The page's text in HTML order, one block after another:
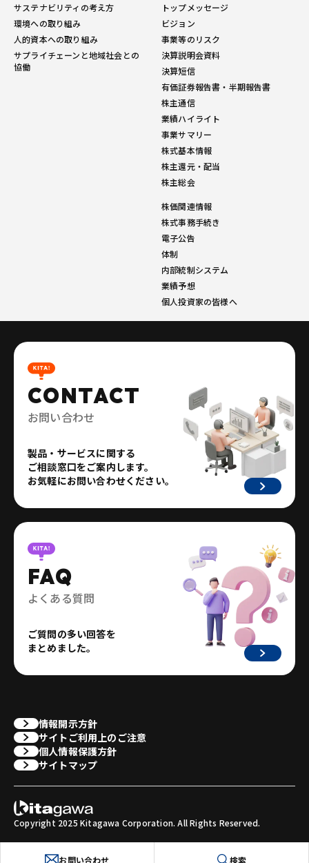
お問い合わせ 検索
サステナビリティの考え方
環境への取り組み
人的資本への取り組み
サプライチェーンと地域社会との
協働
トップメッセージ
ビジョン
事業等のリスク
決算説明会資料
決算短信
有価証券報告書・半期報告書
株主通信
業績ハイライト
事業サマリー
株式基本情報
株主還元・配当
株主総会
株価関連情報
株式事務手続き
電子公告
体制
内部統制システム
業績予想
個人投資家の皆様へ
CONTACT
お問い合わせ
製品・サービスに関する
ご相談窓口をご案内します。
お気軽にお問い合わせください。
FAQ
よくある質問
ご質問の多い回答を
まとめました。
情報開示方針
サイトご利用上のご注意
個人情報保護方針
サイトマップ
Copyright 2025 Kitagawa Corporation. All Rights Reserved.